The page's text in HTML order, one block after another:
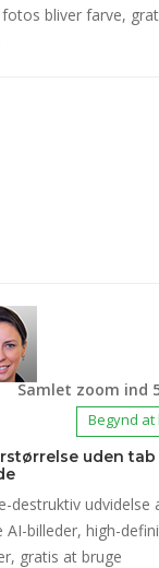
bliver farve,
Samlet zoom ind
Begynd at
uden
destruktiv udvidelse
AI-billeder, high-
gratis at bruge